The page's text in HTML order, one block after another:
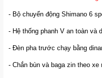
- Bộ chuyển động Shimano 6
- Hệ thống phanh V an toàn và
- Đèn pha trước chạy bằng
- Chắn bùn và baga zin theo xe